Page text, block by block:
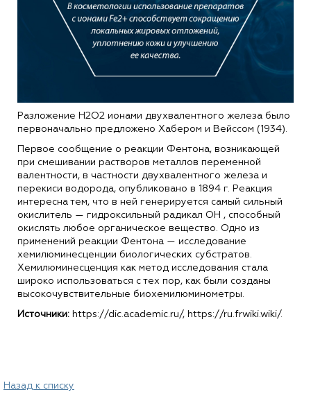
Разложение H2O2 ионами двухвалентного железа было
первоначально предложено Хабером и Вейссом (1934).
Первое сообщение о реакции Фентона, возникающей
при смешивании растворов металлов переменной
валентности, в частности двухвалентного железа и
перекиси водорода, опубликовано в 1894 г. Реакция
интересна тем, что в ней генерируется самый сильный
окислитель — гидроксильный радикал OH , способный
окислять любое органическое вещество. Одно из
применений реакции Фентона — исследование
хемилюминесценции биологических субстратов.
Хемилюминесценция как метод исследования стала
широко использоваться с тех пор, как были созданы
высокочувствительные биохемилюминометры.
Источники: https://dic.academic.ru/, https://ru.frwiki.wiki/.
Назад к списку